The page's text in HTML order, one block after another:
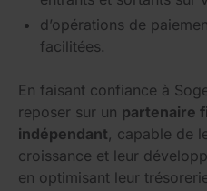
d’opérations de
facilitées.
En faisant confiance à
reposer sur un partenaire
indépendant, capable de
croissance et leur
en optimisant leur